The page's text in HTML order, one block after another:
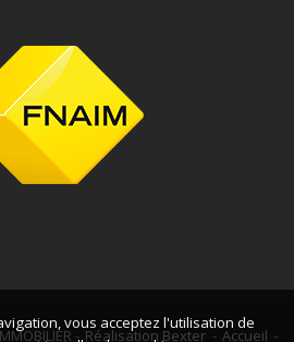
-Réalisation Bexter - Accueil -
vous acceptez l'utilisation de